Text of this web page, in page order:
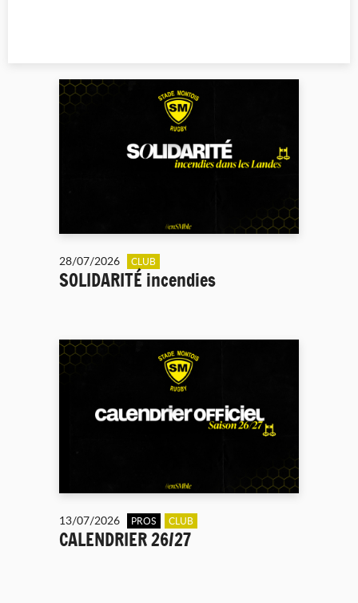
28/07/2026 CLUB
SOLIDARITÉ incendies
13/07/2026 PROS CLUB
CALENDRIER 26/27